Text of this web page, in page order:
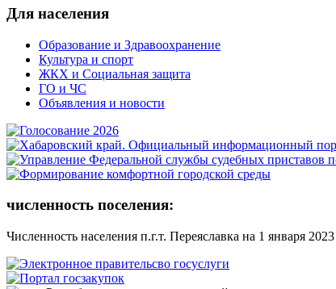
Для населения
Образование и Здравоохранение
Культура и спорт
ЖКХ и Социальная защита
ГО и ЧС
Объявления и новости
численность поселения:
Численность населения п.г.т. Переяславка на 1 января